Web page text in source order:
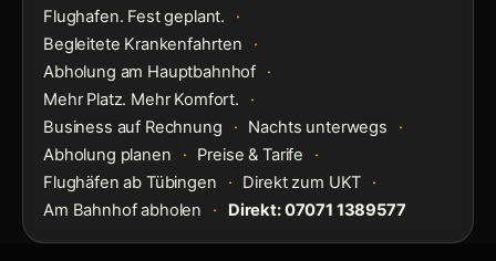
Flughafen. Fest geplant.
·
Begleitete Krankenfahrten
·
Abholung am Hauptbahnhof
·
Mehr Platz. Mehr Komfort.
·
Business auf Rechnung
· Nachts unterwegs
·
Abholung planen
· Preise & Tarife
·
Flughäfen ab Tübingen
· Direkt zum UKT
·
Am Bahnhof abholen
· Direkt: 07071 1389577